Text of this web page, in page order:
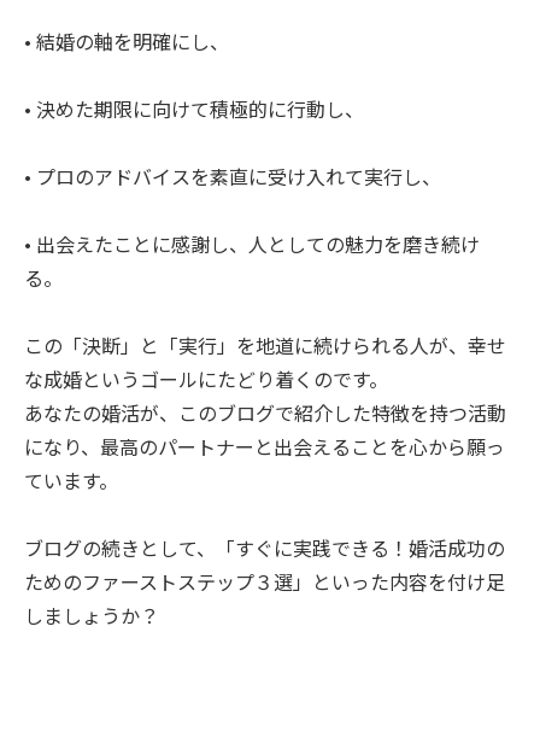
• 結婚の軸を明確にし、
• 決めた期限に向けて積極的に行動し、
• プロのアドバイスを素直に受け入れて実行し、
• 出会えたことに感謝し、人としての魅力を磨き続け
る。
この「決断」と「実行」を地道に続けられる人が、幸せ
な成婚というゴールにたどり着くのです。
あなたの婚活が、このブログで紹介した特徴を持つ活動
になり、最高のパートナーと出会えることを心から願っ
ています。
ブログの続きとして、「すぐに実践できる！婚活成功の
ためのファーストステップ３選」といった内容を付け足
しましょうか？